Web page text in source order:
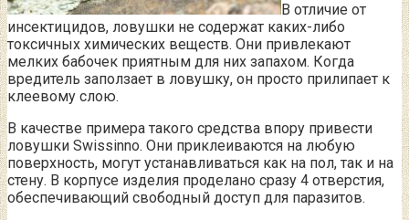
В отличие от
инсектицидов, ловушки не содержат каких-либо
токсичных химических веществ. Они привлекают
мелких бабочек приятным для них запахом. Когда
вредитель заползает в ловушку, он просто прилипает к
клеевому слою.
В качестве примера такого средства впору привести
ловушки Swissinno. Они приклеиваются на любую
поверхность, могут устанавливаться как на пол, так и на
стену. В корпусе изделия проделано сразу 4 отверстия,
обеспечивающий свободный доступ для паразитов.